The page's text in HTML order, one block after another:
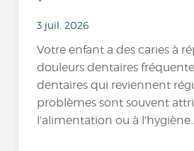
3 juil. 2026
Votre enfant a des caries à
douleurs dentaires
dentaires qui reviennent
problèmes sont souvent
l’alimentation ou à